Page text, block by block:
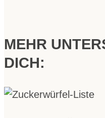
MEHR
DICH: